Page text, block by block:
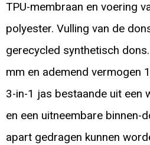
TPU-membraan en voering
polyester. Vulling van de
gerecycled synthetisch
mm en ademend vermogen
3-in-1 jas bestaande uit een
en een uitneembare binnen-
apart gedragen kunnen